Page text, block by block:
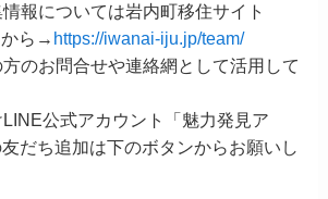
報については岩内町移住サイト
から→ https://iwanai-iju.jp/team/
のお問合せや連絡網として活用して
公式アカウント「魅力発見ア
だち追加は下のボタンからお願いし